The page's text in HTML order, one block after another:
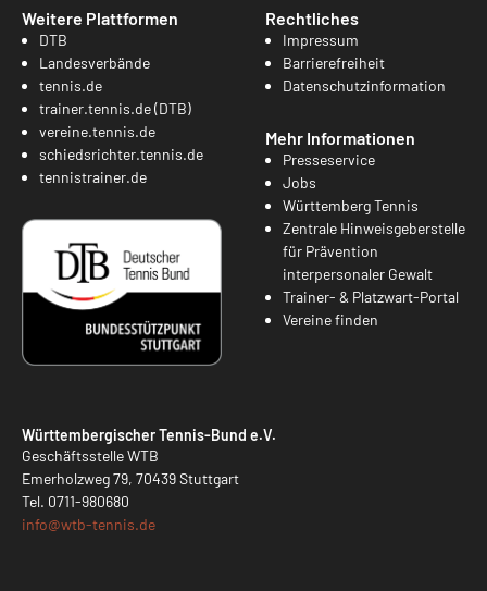
Weitere Plattformen
DTB
Landesverbände
tennis.de
trainer.tennis.de (DTB)
vereine.tennis.de
schiedsrichter.tennis.de
tennistrainer.de
Rechtliches
Impressum
Barrierefreiheit
Datenschutzinformation
Mehr Informationen
Presseservice
Jobs
Württemberg Tennis
Zentrale Hinweisgeberstelle
für Prävention
interpersonaler Gewalt
Trainer- & Platzwart-Portal
Vereine finden
Württembergischer Tennis-Bund e.V.
Geschäftsstelle WTB
Emerholzweg 79, 70439 Stuttgart
Tel. 0711-980680
info@wtb-tennis.de